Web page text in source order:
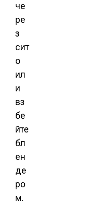
че
ре
з
сит
о
ил
и
вз
бе
йте
бл
ен
де
ро
м.